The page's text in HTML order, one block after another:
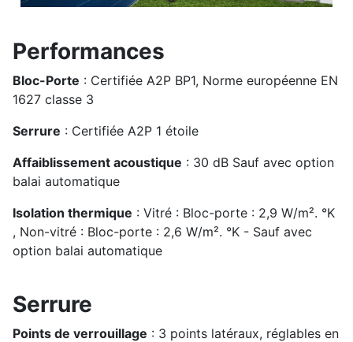
Performances
Bloc-Porte : Certifiée A2P BP1, Norme européenne EN
1627 classe 3
Serrure : Certifiée A2P 1 étoile
Affaiblissement acoustique : 30 dB Sauf avec option
balai automatique
Isolation thermique : Vitré : Bloc-porte : 2,9 W/m². °K
, Non-vitré : Bloc-porte : 2,6 W/m². °K - Sauf avec
option balai automatique
Serrure
Points de verrouillage : 3 points latéraux, réglables en